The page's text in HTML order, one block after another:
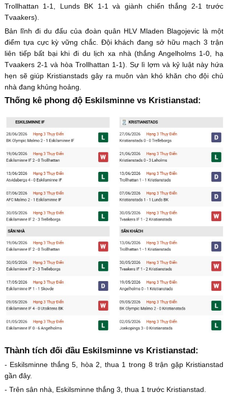
Trollhattan 1-1, Lunds BK 1-1 và giành chiến thắng 2-1 trước
Tvaakers).
Bản lĩnh đi du đấu của đoàn quân HLV Mladen Blagojevic là một
điểm tựa cực kỳ vững chắc. Đội khách đang sở hữu mạch 3 trận
liên tiếp bất bại khi đi du lịch xa nhà (thắng Angelholms 1-0, hạ
Tvaakers 2-1 và hòa Trollhattan 1-1). Sự lì lợm và kỷ luật này hứa
hẹn sẽ giúp Kristianstads gây ra muôn vàn khó khăn cho đội chủ
nhà đang khủng hoảng.
Thống kê phong độ Eskilsminne vs Kristianstad:
Thành tích đối đầu Eskilsminne vs Kristianstad:
- Eskilsminne thắng 5, hòa 2, thua 1 trong 8 trận gặp Kristianstad
gần đây.
- Trên sân nhà, Eskilsminne thắng 3, thua 1 trước Kristianstad.